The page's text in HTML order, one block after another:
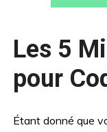
Les 5
pour
Étant donné que